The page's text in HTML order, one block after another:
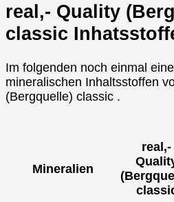
real,- Quality
classic
Im folgenden noch einmal
mineralischen Inhaltsstoffen
(Bergquelle) classic .
Mineralien
real,-